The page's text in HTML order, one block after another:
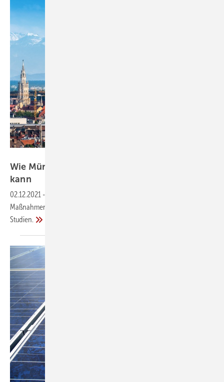
Wie München bis 2035 klimaneutral werden
kann
02.12.2021 -
Maßnahmen, damit München klimaneutral wird. Das zeigen zwei neue
Studien.